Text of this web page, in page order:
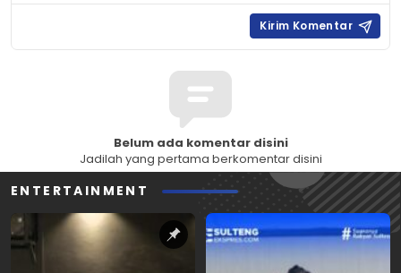
Belum ada komentar disini
Jadilah yang pertama berkomentar disini
ENTERTAINMENT